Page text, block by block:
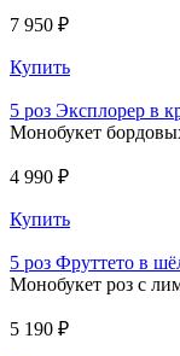
7 950 ₽
Купить
5 роз Эксплорер в
Монобукет
4 990 ₽
Купить
5 роз Фруттето в
Монобукет роз с
5 190 ₽